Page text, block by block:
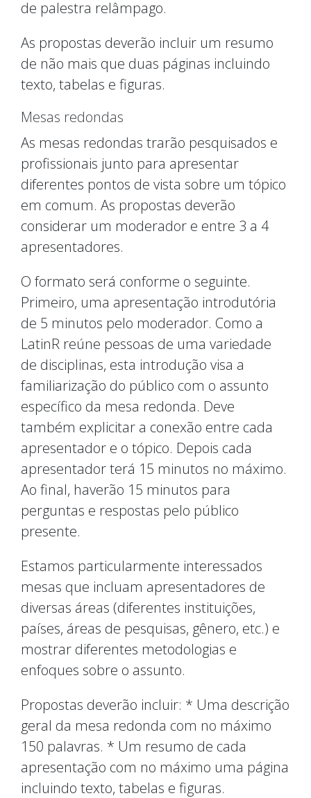
de palestra relâmpago.
As propostas deverão incluir um resumo
de não mais que duas páginas incluindo
texto, tabelas e figuras.
Mesas redondas
As mesas redondas trarão pesquisados e
profissionais junto para apresentar
diferentes pontos de vista sobre um tópico
em comum. As propostas deverão
considerar um moderador e entre 3 a 4
apresentadores.
O formato será conforme o seguinte.
Primeiro, uma apresentação introdutória
de 5 minutos pelo moderador. Como a
LatinR reúne pessoas de uma variedade
de disciplinas, esta introdução visa a
familiarização do público com o assunto
específico da mesa redonda. Deve
também explicitar a conexão entre cada
apresentador e o tópico. Depois cada
apresentador terá 15 minutos no máximo.
Ao final, haverão 15 minutos para
perguntas e respostas pelo público
presente.
Estamos particularmente interessados
mesas que incluam apresentadores de
diversas áreas (diferentes instituições,
países, áreas de pesquisas, gênero, etc.) e
mostrar diferentes metodologias e
enfoques sobre o assunto.
Propostas deverão incluir: * Uma descrição
geral da mesa redonda com no máximo
150 palavras. * Um resumo de cada
apresentação com no máximo uma página
incluindo texto, tabelas e figuras.